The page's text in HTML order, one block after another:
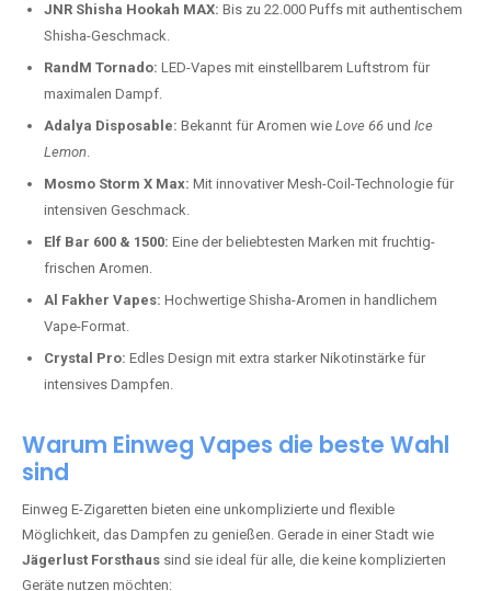
JNR Shisha Hookah MAX: Bis zu 22.000 Puffs mit authentischem
Shisha-Geschmack.
RandM Tornado: LED-Vapes mit einstellbarem Luftstrom für
maximalen Dampf.
Adalya Disposable: Bekannt für Aromen wie Love 66 und Ice
Lemon.
Mosmo Storm X Max: Mit innovativer Mesh-Coil-Technologie für
intensiven Geschmack.
Elf Bar 600 & 1500: Eine der beliebtesten Marken mit fruchtig-
frischen Aromen.
Al Fakher Vapes: Hochwertige Shisha-Aromen in handlichem
Vape-Format.
Crystal Pro: Edles Design mit extra starker Nikotinstärke für
intensives Dampfen.
Warum Einweg Vapes die beste Wahl
sind
Einweg E-Zigaretten bieten eine unkomplizierte und flexible
Möglichkeit, das Dampfen zu genießen. Gerade in einer Stadt wie
Jägerlust Forsthaus sind sie ideal für alle, die keine komplizierten
Geräte nutzen möchten: